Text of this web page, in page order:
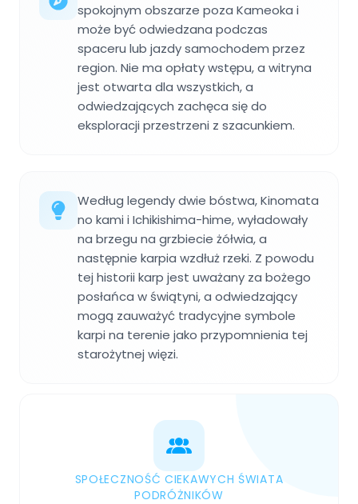
spokojnym obszarze poza Kameoka i
może być odwiedzana podczas
spaceru lub jazdy samochodem przez
region. Nie ma opłaty wstępu, a witryna
jest otwarta dla wszystkich, a
odwiedzających zachęca się do
eksploracji przestrzeni z szacunkiem.
Według legendy dwie bóstwa, Kinomata
no kami i Ichikishima-hime, wyładowały
na brzegu na grzbiecie żółwia, a
następnie karpia wzdłuż rzeki. Z powodu
tej historii karp jest uważany za bożego
posłańca w świątyni, a odwiedzający
mogą zauważyć tradycyjne symbole
karpi na terenie jako przypomnienia tej
starożytnej więzi.
SPOŁECZNOŚĆ CIEKAWYCH ŚWIATA
PODRÓŻNIKÓW